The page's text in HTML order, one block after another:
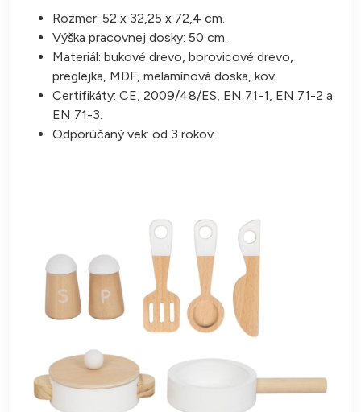
Rozmer: 52 x 32,25 x 72,4 cm.
Výška pracovnej dosky: 50 cm.
Materiál: bukové drevo, borovicové drevo,
preglejka, MDF, melamínová doska, kov.
Certifikáty: CE, 2009/48/ES, EN 71-1, EN 71-2 a
EN 71-3.
Odporúčaný vek: od 3 rokov.